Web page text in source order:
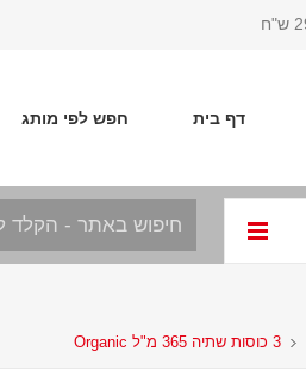
דף בית חפש לפי מותג
3 כוסות שתיה 365 מ"ל Organic